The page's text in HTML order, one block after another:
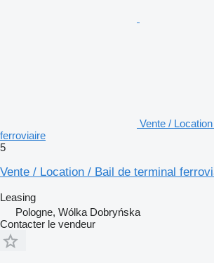
Vente /
ferroviaire
5
Vente / Location / Bail de terminal
Leasing
Pologne, Wólka Dobryńska
Contacter le vendeur